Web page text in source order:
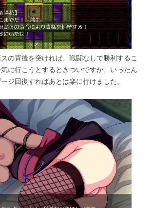
の背後を突ければ、戦闘なしで勝利するこ
に行こうとするときついですが、いったん
ジ回復すればあとは楽に行けました。